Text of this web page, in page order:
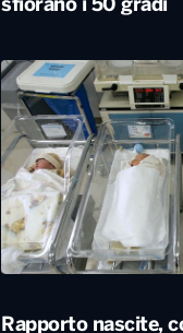
L’estate più calda